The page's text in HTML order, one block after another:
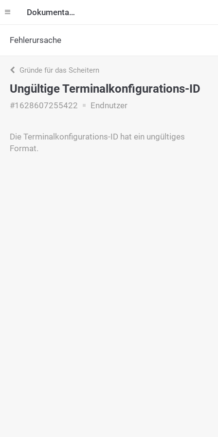
Dokumentation
Fehlerursache
Gründe für das Scheitern
Ungültige Terminalkonfigurations-ID
#1628607255422 Endnutzer
Die Terminalkonfigurations-ID hat ein ungültiges
Format.